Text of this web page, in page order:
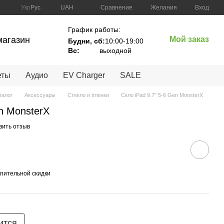
Укр Рус UAH Сравнение Желания Вход
График работы:
Будни, сб:10:00-19:00
Вc:
выходной
Мой заказ
Аудио EV Charger SALE
Аксессуары Стекло и пленки Скло iPad 9.7" 5-6 Gen MonsterX
MonsterX
отзыв
скидки